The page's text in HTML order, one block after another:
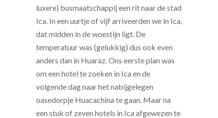
luxere) busmaatschappij een rit naar de stad
Ica. In een uurtje of vijf arriveerden we in Ica,
dat midden in de woestijn ligt. De
temperatuur was (gelukkig) dus ook even
anders dan in Huaraz. Ons eerste plan was
om een hotel te zoeken in Ica en de
volgende dag naar het nabijgelegen
oasedorpje Huacachina te gaan. Maar na
een stuk of zeven hotels in Ica afgewezen te